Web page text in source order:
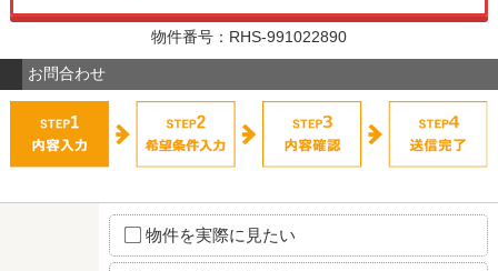
物件番号：RHS-991022890
お問合わせ
物件を実際に見たい